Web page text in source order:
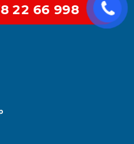
22 66 998